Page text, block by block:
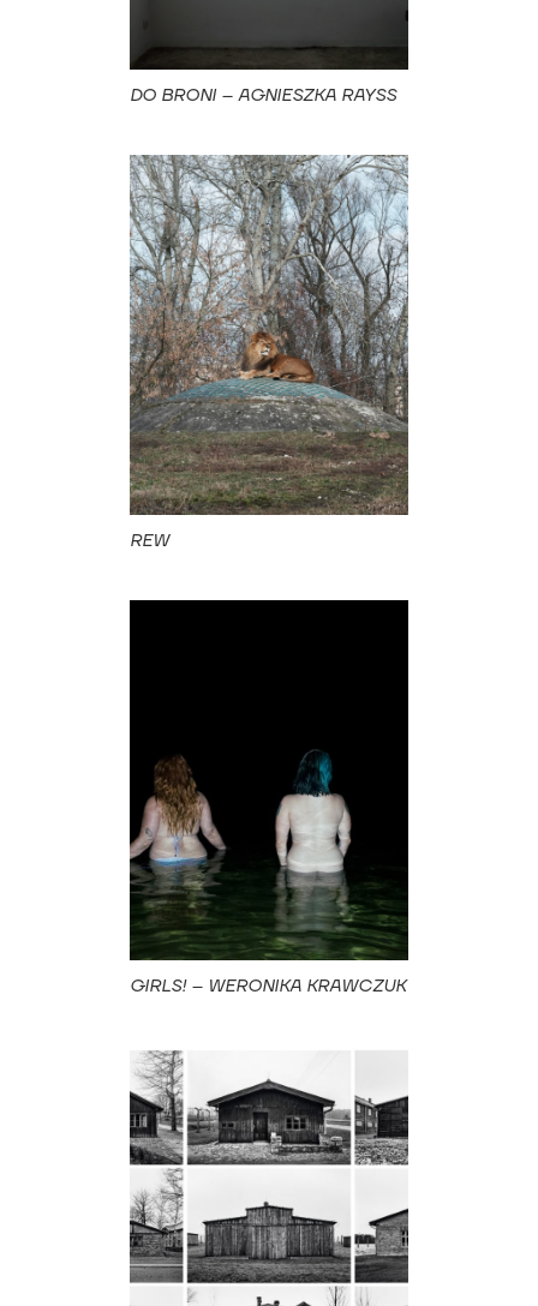
DO BRONI – AGNIESZKA RAYSS
REW
GIRLS! – WERONIKA KRAWCZUK